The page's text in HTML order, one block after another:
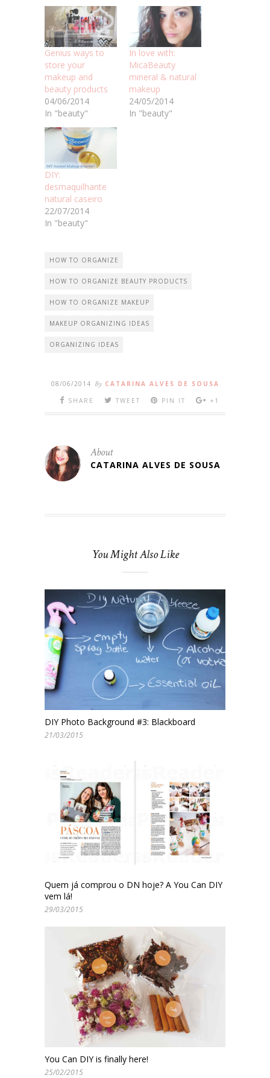
Genius ways to
store your
makeup and
beauty products
04/06/2014
In "beauty"
In love with:
MicaBeauty
mineral & natural
makeup
24/05/2014
In "beauty"
DIY:
desmaquilhante
natural caseiro
22/07/2014
In "beauty"
HOW TO ORGANIZE
HOW TO ORGANIZE BEAUTY PRODUCTS
HOW TO ORGANIZE MAKEUP
MAKEUP ORGANIZING IDEAS
ORGANIZING IDEAS
08/06/2014 By CATARINA ALVES DE SOUSA
SHARE
TWEET PIN IT +1
About
CATARINA ALVES DE SOUSA
You Might Also Like
DIY Photo Background #3: Blackboard
21/03/2015
Quem já comprou o DN hoje? A You Can DIY
vem lá!
29/03/2015
You Can DIY is finally here!
25/02/2015